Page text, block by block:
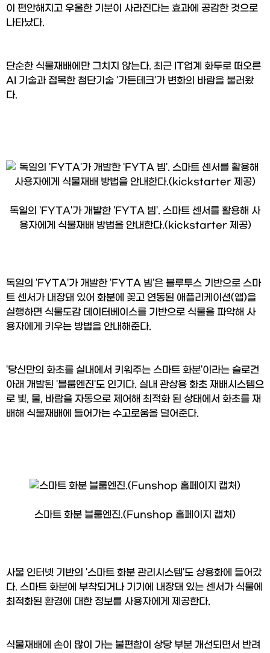
이 편안해지고 우울한 기분이 사라진다는 효과에 공감한 것으로
나타났다.
단순한 식물재배에만 그치지 않는다. 최근 IT업계 화두로 떠오른
AI 기술과 접목한 첨단기술 '가든테크'가 변화의 바람을 불러왔
다.
독일의 'FYTA'가 개발한 'FYTA 빔'. 스마트 센서를 활용해 사
용자에게 식물재배 방법을 안내한다.(kickstarter 제공)
독일의 'FYTA'가 개발한 'FYTA 빔'은 블루투스 기반으로 스마
트 센서가 내장돼 있어 화분에 꽂고 연동된 애플리케이션(앱)을
실행하면 식물도감 데이터베이스를 기반으로 식물을 파악해 사
용자에게 키우는 방법을 안내해준다.
'당신만의 화초를 실내에서 키워주는 스마트 화분'이라는 슬로건
아래 개발된 '블룸엔진'도 인기다. 실내 관상용 화초 재배시스템으
로 빛, 물, 바람을 자동으로 제어해 최적화 된 상태에서 화초를 재
배해 식물재배에 들어가는 수고로움을 덜어준다.
스마트 화분 블룸엔진.(Funshop 홈페이지 캡처)
사물 인터넷 기반의 '스마트 화분 관리시스템'도 상용화에 들어갔
다. 스마트 화분에 부착되거나 기기에 내장돼 있는 센서가 식물에
최적화된 환경에 대한 정보를 사용자에게 제공한다.
식물재배에 손이 많이 가는 불편함이 상당 부분 개선되면서 반려